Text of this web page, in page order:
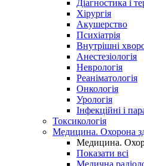
Діагностика і
Хірургія
Акушерство
Психіатрія
Внутрішні
Анестезіологія
Неврологія
Реаніматологія
Онкологія
Урологія
Інфекційні і
Токсикологія
Медицина. Охорона
Медицина.
Показати всі
Медична